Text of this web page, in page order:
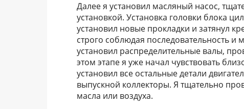
Далее я установил масляный насос,
установкой. Установка головки блока
установил новые прокладки и затянул
строго соблюдая последовательность и
установил распределительные валы,
этом этапе я уже начал чувствовать
установил все остальные детали
выпускной коллекторы. Я тщательно
масла или воздуха.